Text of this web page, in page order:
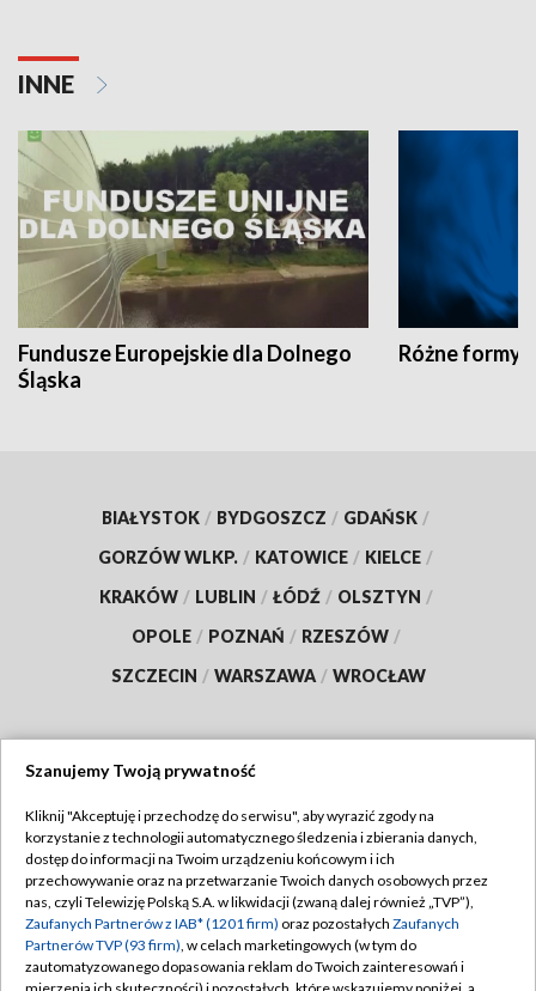
INNE
Fundusze Europejskie dla Dolnego
Śląska
Różne formy
BIAŁYSTOK / BYDGOSZCZ / GDAŃSK /
GORZÓW WLKP. / KATOWICE / KIELCE /
KRAKÓW / LUBLIN / ŁÓDŹ / OLSZTYN /
OPOLE / POZNAŃ / RZESZÓW /
SZCZECIN / WARSZAWA / WROCŁAW
TVP
Abonament TVP
Emisja w TVP
Centrum informacji TVP
Regulamin TVP
Polityka prywatności
Moje zgody
Szanujemy Twoją prywatność
Kliknij "Akceptuję i przechodzę do serwisu", aby wyrazić zgody na
korzystanie z technologii automatycznego śledzenia i zbierania danych,
dostęp do informacji na Twoim urządzeniu końcowym i ich
przechowywanie oraz na przetwarzanie Twoich danych osobowych przez
nas, czyli Telewizję Polską S.A. w likwidacji (zwaną dalej również „TVP”),
Zaufanych Partnerów z IAB* (1201 firm) oraz pozostałych Zaufanych
Partnerów TVP (93 firm), w celach marketingowych (w tym do
zautomatyzowanego dopasowania reklam do Twoich zainteresowań i